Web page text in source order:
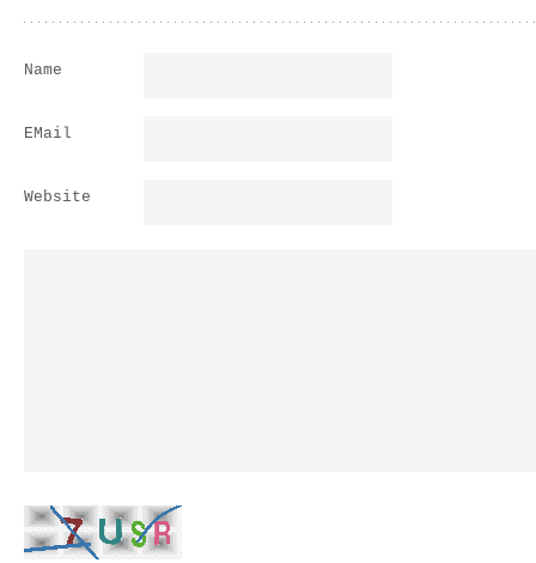
Name
EMail
Website